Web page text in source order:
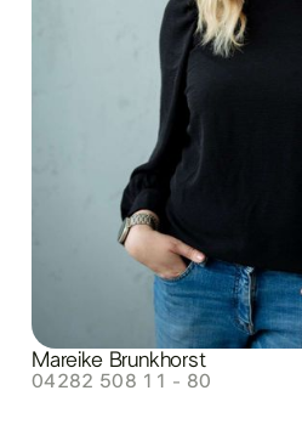
Mareike Brunkhorst
04282 508 11 - 80